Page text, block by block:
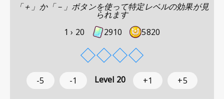
「＋」か「－」ボタンを使って特定レベルの効果が見
られます
1 › 20 2910 5820
◇◇◇◇
-5 -1 Level 20 +1 +5